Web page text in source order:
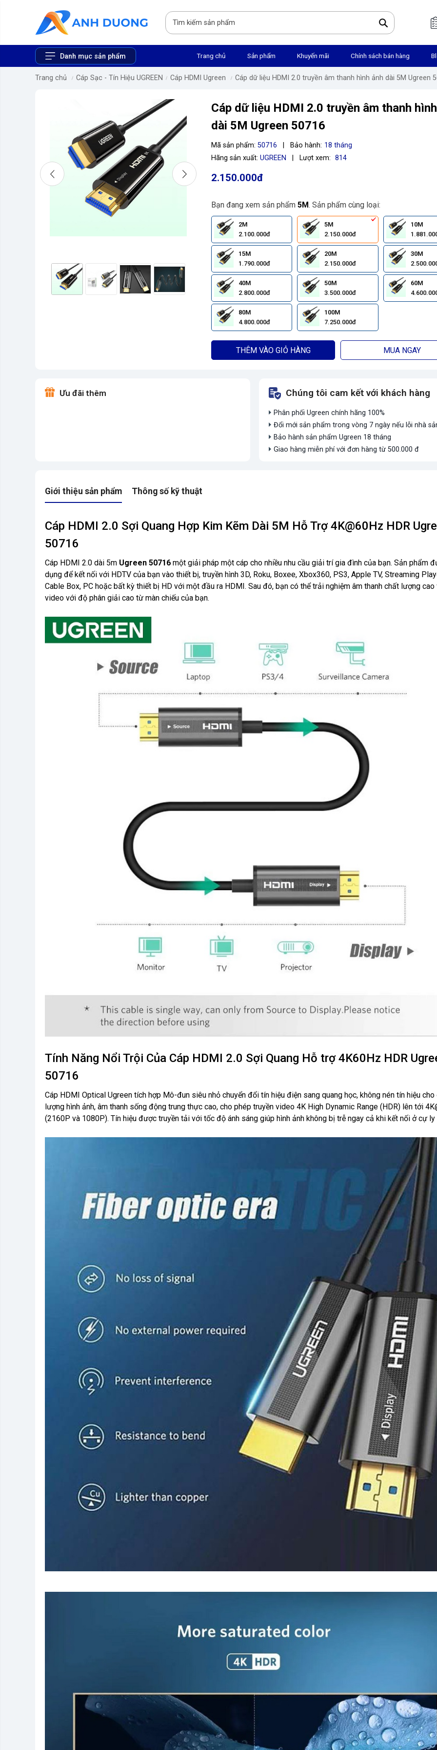
Danh mục sản phẩm Trang chủ Sản phẩm Khuyến mãi Chính sách bán hàng
Trang chủ Cáp Sạc - Tín Hiệu UGREEN Cáp HDMI Ugreen Cáp dữ liệu HDMI 2.0 truyền âm thanh hình ảnh dài 5M Ugreen
Cáp dữ liệu HDMI 2.0 truyền âm thanh
dài 5M Ugreen 50716
Mã sản phẩm: 50716 Bảo hành: 18 tháng
Hãng sản xuất: UGREEN Lượt xem: 814
2.150.000đ
Bạn đang xem sản phẩm 5M. Sản phẩm cùng loại:
2M
2.100.000đ
5M
2.150.000đ
10M
15M
1.790.000đ
20M
2.150.000đ
30M
40M
2.800.000đ
50M
3.500.000đ
60M
80M
4.800.000đ
100M
7.250.000đ
THÊM VÀO GIỎ HÀNG MUA NGAY
Ưu đãi thêm Chúng tôi cam kết với khách hàng
Phân phối Ugreen chính hãng 100%
Đổi mới sản phẩm trong vòng 7 ngày nếu lỗi nhà
Bảo hành sản phẩm Ugreen 18 tháng
Giao hàng miễn phí với đơn hàng từ 500.000 đ
Giới thiệu sản phẩm Thông số kỹ thuật
Cáp HDMI 2.0 Sợi Quang Hợp Kim Kẽm Dài 5M Hỗ Trợ 4K@60Hz HDR
50716
Cáp HDMI 2.0 dài 5m Ugreen 50716 một giải pháp một cáp cho nhiều nhu cầu giải trí gia đình của bạn. Sản phẩm
dụng để kết nối với HDTV của bạn vào thiết bị, truyền hình 3D, Roku, Boxee, Xbox360, PS3, Apple TV, Streaming
Cable Box, PC hoặc bất kỳ thiết bị HD với một đầu ra HDMI. Sau đó, bạn có thể trải nghiệm âm thanh chất lượng cao
video với độ phân giải cao từ màn chiếu của bạn.
Tính Năng Nổi Trội Của Cáp HDMI 2.0 Sợi Quang Hỗ trợ 4K60Hz HDR
50716
Cáp HDMI Optical Ugreen tích hợp Mô-đun siêu nhỏ chuyển đổi tín hiệu điện sang quang học, không nén tín hiệu cho
lượng hình ảnh, âm thanh sống động trung thực cao, cho phép truyền video 4K High Dynamic Range (HDR) lên tới
(2160P và 1080P). Tín hiệu được truyền tải với tốc độ ánh sáng giúp hình ảnh không bị trễ ngay cả khi kết nối ở cự ly